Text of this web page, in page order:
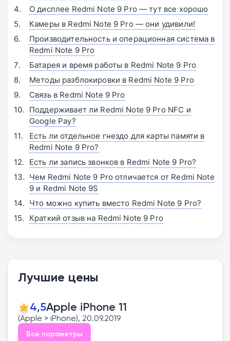
О дисплее Redmi Note 9 Pro — тут все хорошо
Камеры в Redmi Note 9 Pro — они удивили!
Производительность и операционная система в
Redmi Note 9 Pro
Батарея и время работы в Redmi Note 9 Pro
Методы разблокировки в Redmi Note 9 Pro
Связь в Redmi Note 9 Pro
Поддерживает ли Redmi Note 9 Pro NFC и
Google Pay?
Есть ли отдельное гнездо для карты памяти в
Redmi Note 9 Pro?
Есть ли запись звонков в Redmi Note 9 Pro?
Чем Redmi Note 9 Pro отличается от Redmi Note
9 и Redmi Note 9S
Что можно купить вместо Redmi Note 9 Pro?
Краткий отзыв на Redmi Note 9 Pro
Лучшие цены
4,5Apple iPhone 11
(Apple > iPhone), 20.09.2019
Все параметры